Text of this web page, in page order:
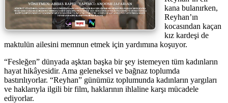
kana bulanırken,
Reyhan’ın
kocasından kaçan
kız kardeşi de
maktulün ailesini memnun etmek için yardımına koşuyor.
“Fesleğen” dünyada aşktan başka bir şey istemeyen tüm kadınların
hayat hikâyesidir. Ama geleneksel ve bağnaz toplumda
bastırılıyorlar. “Reyhan” günümüz toplumunda kadınların yargıları
ve haklarıyla ilgili bir film, haklarının ihlaline karşı mücadele
ediyorlar.